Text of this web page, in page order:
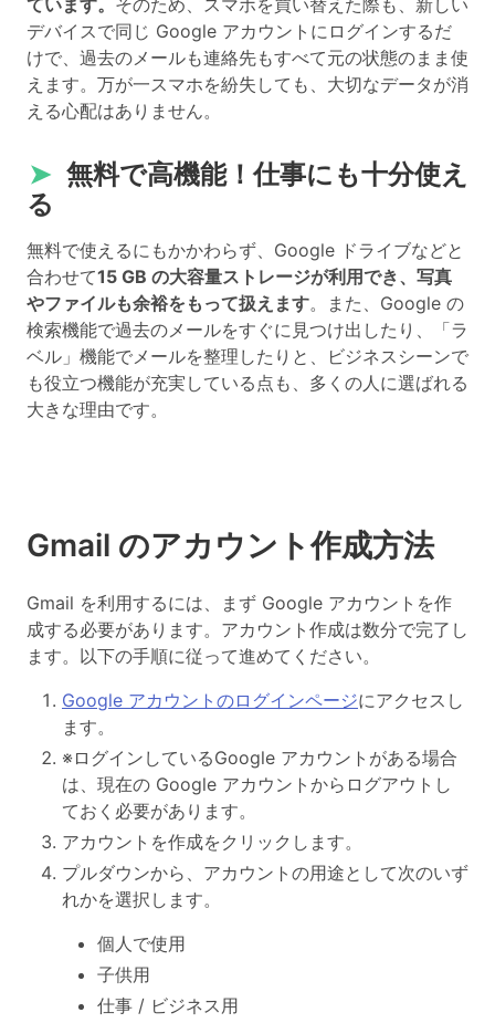
デバイスで同じ Google アカウントにログインするだ
けで、過去のメールも連絡先もすべて元の状態のまま使
えます。万が一スマホを紛失しても、大切なデータが消
える心配はありません。
➤ 無料で高機能！仕事にも十分使え
る
無料で使えるにもかかわらず、Google ドライブなどと
合わせて15 GB の大容量ストレージが利用でき、写真
やファイルも余裕をもって扱えます。また、Google の
検索機能で過去のメールをすぐに見つけ出したり、「ラ
ベル」機能でメールを整理したりと、ビジネスシーンで
も役立つ機能が充実している点も、多くの人に選ばれる
大きな理由です。
Gmail のアカウント作成方法
Gmail を利用するには、まず Google アカウントを作
成する必要があります。アカウント作成は数分で完了し
ます。以下の手順に従って進めてください。
Google アカウントのログインページにアクセスし
ます。
※ログインしているGoogle アカウントがある場合
は、現在の Google アカウントからログアウトし
ておく必要があります。
アカウントを作成をクリックします。
プルダウンから、アカウントの用途として次のいず
れかを選択します。
個人で使用
子供用
仕事 / ビジネス用